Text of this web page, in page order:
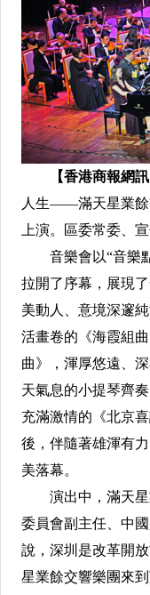
【香港商報網
人生——滿天星業餘
上演。區委常委、
音樂會以“音樂點
拉開了序幕，展現
美動人、意境深邃
活畫卷的《海霞組
曲》，渾厚悠遠、
天氣息的小提琴齊
充滿激情的《北京
後，伴隨著雄渾有
美落幕。
演出中，滿天星
委員會副主任、中
說，深圳是改革開
星業餘交響樂團來